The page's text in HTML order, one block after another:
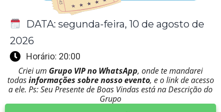
DATA: segunda-feira, 10 de agosto de
2026
Horário: 20:00
Criei um Grupo VIP no WhatsApp, onde te mandarei
todasinformações sobre nosso evento, e o link de acesso
a ele. Ps: Seu Presente de Boas Vindas está na Descrição do
Grupo